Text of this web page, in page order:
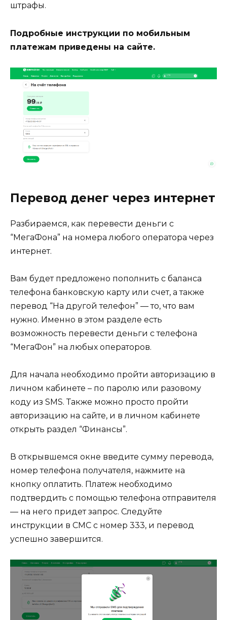
штрафы.
Подробные инструкции по мобильным
платежам приведены на сайте.
Перевод денег через интернет
Разбираемся, как перевести деньги с
“МегаФона” на номера любого оператора через
интернет.
Вам будет предложено пополнить с баланса
телефона банковскую карту или счет, а также
перевод “На другой телефон” — то, что вам
нужно. Именно в этом разделе есть
возможность перевести деньги с телефона
“МегаФон” на любых операторов.
Для начала необходимо пройти авторизацию в
личном кабинете – по паролю или разовому
коду из SMS. Также можно просто пройти
авторизацию на сайте, и в личном кабинете
открыть раздел “Финансы”.
В открывшемся окне введите сумму перевода,
номер телефона получателя, нажмите на
кнопку оплатить. Платеж необходимо
подтвердить с помощью телефона отправителя
— на него придет запрос. Следуйте
инструкции в СМС с номер 333, и перевод
успешно завершится.